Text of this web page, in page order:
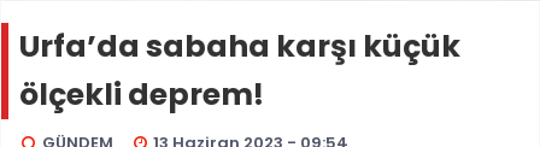
Urfa’da sabaha karşı küçük
ölçekli deprem!